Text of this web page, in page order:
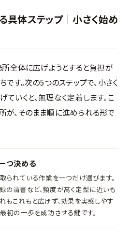
具体ステップ｜小さく始め
全体に広げようとすると負担が
です。次の5つのステップで、小さく
いくと、無理なく定着します。こ
が、そのまま順に進められる形で
つ決める
られている作業を一つだけ選びます。
の清書など、頻度が高く定型に近いも
もこれもと広げず、効果を実感しやす
初の一歩を成功させる鍵です。